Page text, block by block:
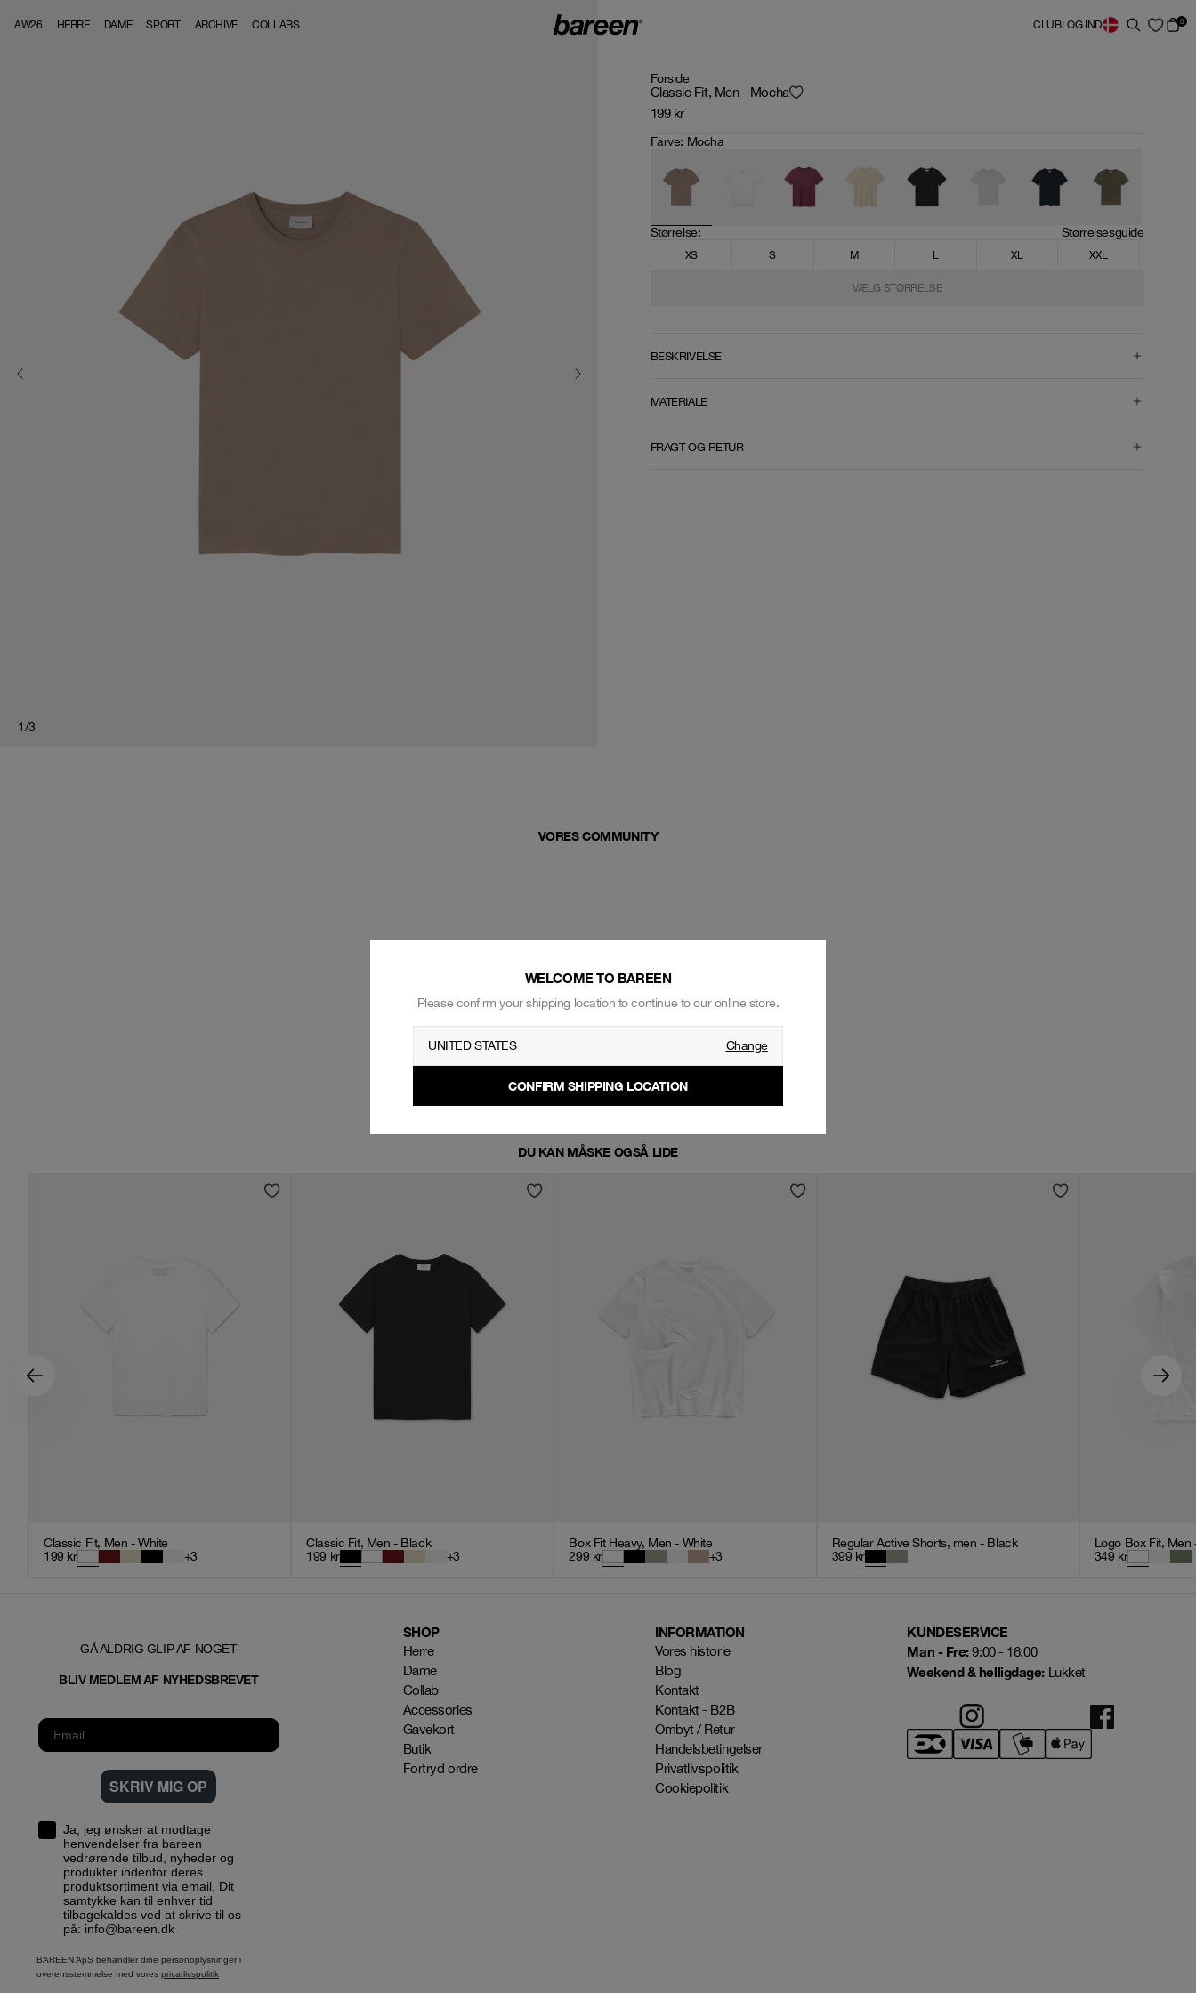
AW26 HERRE DAME SPORT ARCHIVE COLLABS CLUBLOG IND 0
1/3
Forside
Classic Fit, Men - Mocha
199 kr
Farve: Mocha
Størrelse: Størrelsesguide
XS S M L XL XXL
VÆLG STØRRELSE
BESKRIVELSE
MATERIALE
FRAGT OG RETUR
VORES COMMUNITY
DU KAN MÅSKE OGSÅ LIDE
Classic Fit, Men - White
199 kr +3
Classic Fit, Men - Black
199 kr +3
Box Fit Heavy, Men - White
299 kr +3
Regular Active Shorts, men - Black
399 kr
Logo Box Fit, Men
349 kr
GÅ ALDRIG GLIP AF NOGET
BLIV MEDLEM AF NYHEDSBREVET
SKRIV MIG OP
Ja, jeg ønsker at modtage
henvendelser fra bareen
vedrørende tilbud, nyheder og
produkter indenfor deres
produktsortiment via email. Dit
samtykke kan til enhver tid
tilbagekaldes ved at skrive til os
på: info@bareen.dk
BAREEN ApS behandler dine personoplysninger i
overensstemmelse med vores privatlivspolitik
SHOP
Herre
Dame
Collab
Accessories
Gavekort
Butik
Fortryd ordre
INFORMATION
Vores historie
Blog
Kontakt
Kontakt - B2B
Ombyt / Retur
Handelsbetingelser
Privatlivspolitik
Cookiepolitik
KUNDESERVICE
Man - Fre:9:00 - 16:00
Weekend & helligdage:Lukket
WELCOME TO BAREEN
Please confirm your shipping location to continue to our online store.
UNITED STATES Change
CONFIRM SHIPPING LOCATION